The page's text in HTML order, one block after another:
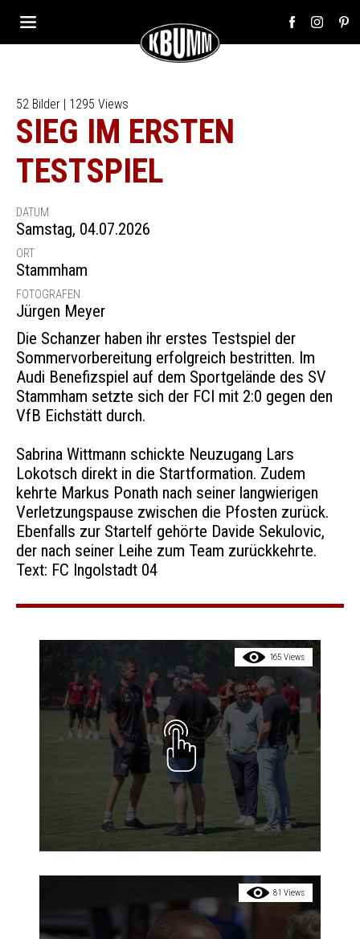
52 Bilder | 1295 Views
SIEG IM ERSTEN
TESTSPIEL
DATUM
Samstag, 04.07.2026
ORT
Stammham
FOTOGRAFEN
Jürgen Meyer
Die Schanzer haben ihr erstes Testspiel der
Sommervorbereitung erfolgreich bestritten. Im
Audi Benefizspiel auf dem Sportgelände des SV
Stammham setzte sich der FCI mit 2:0 gegen den
VfB Eichstätt durch.
Sabrina Wittmann schickte Neuzugang Lars
Lokotsch direkt in die Startformation. Zudem
kehrte Markus Ponath nach seiner langwierigen
Verletzungspause zwischen die Pfosten zurück.
Ebenfalls zur Startelf gehörte Davide Sekulovic,
der nach seiner Leihe zum Team zurückkehrte.
Text: FC Ingolstadt 04
165 Views
81 Views